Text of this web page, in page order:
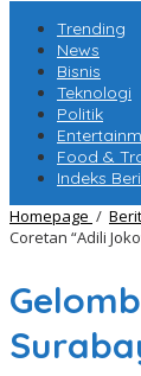
Trending
News
Bisnis
Teknologi
Politik
Food &
Indeks
Homepage /
Coretan “Adili